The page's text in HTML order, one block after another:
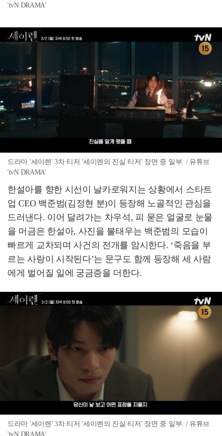
'tvN DRAMA'
드라마 '세이렌' 3차 티저 '세이렌의 진실 티저' 장면 중 일부. / 유튜브
'tvN DRAMA'
한설아를 향한 시선이 날카로워지는 상황에서 스타트
업 CEO 백준범(김정현 분)이 등장해 노골적인 관심을
드러낸다. 이어 달려가는 차우석, 피 묻은 얼굴로 눈물
을 머금은 한설아, 사진을 불태우는 백준범의 모습이
빠르게 교차되며 사건의 전개를 암시한다. ‘죽음을 부
르는 사랑이 시작된다’는 문구도 함께 등장해 세 사람
에게 벌어질 일에 궁금증을 더한다.
드라마 '세이렌' 3차 티저 '세이렌의 진실 티저' 장면 중 일부. / 유튜브
'tvN DRAMA'